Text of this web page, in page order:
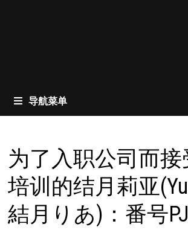
导航菜单
为了入职公司而
培训的结月莉亚
結月りあ)：番号